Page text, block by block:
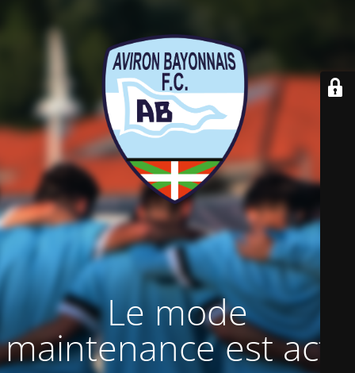
Le mode
maintenance est actif